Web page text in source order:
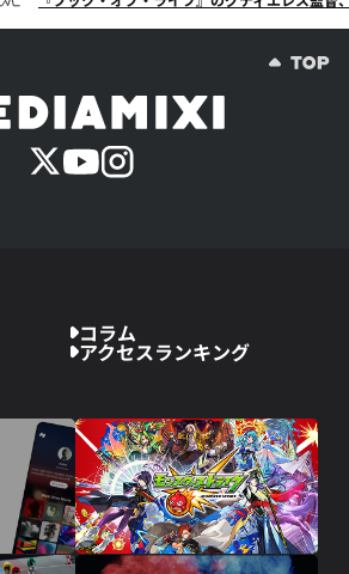
コラム
アクセスランキング